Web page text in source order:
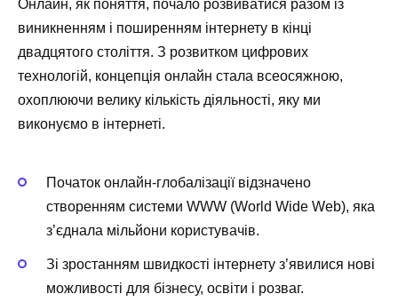
Онлайн, як поняття, почало розвиватися разом із
виникненням і поширенням інтернету в кінці
двадцятого століття. З розвитком цифрових
технологій, концепція онлайн стала всеосяжною,
охоплюючи велику кількість діяльності, яку ми
виконуємо в інтернеті.
Початок онлайн-глобалізації відзначено
створенням системи WWW (World Wide Web), яка
з’єднала мільйони користувачів.
Зі зростанням швидкості інтернету з’явилися нові
можливості для бізнесу, освіти і розваг.